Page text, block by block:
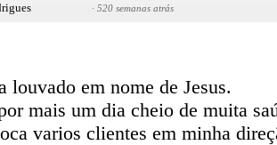
· 520 semanas atrás
louvado em nome de Jesus.
mais um dia cheio de muita
varios clientes em minha